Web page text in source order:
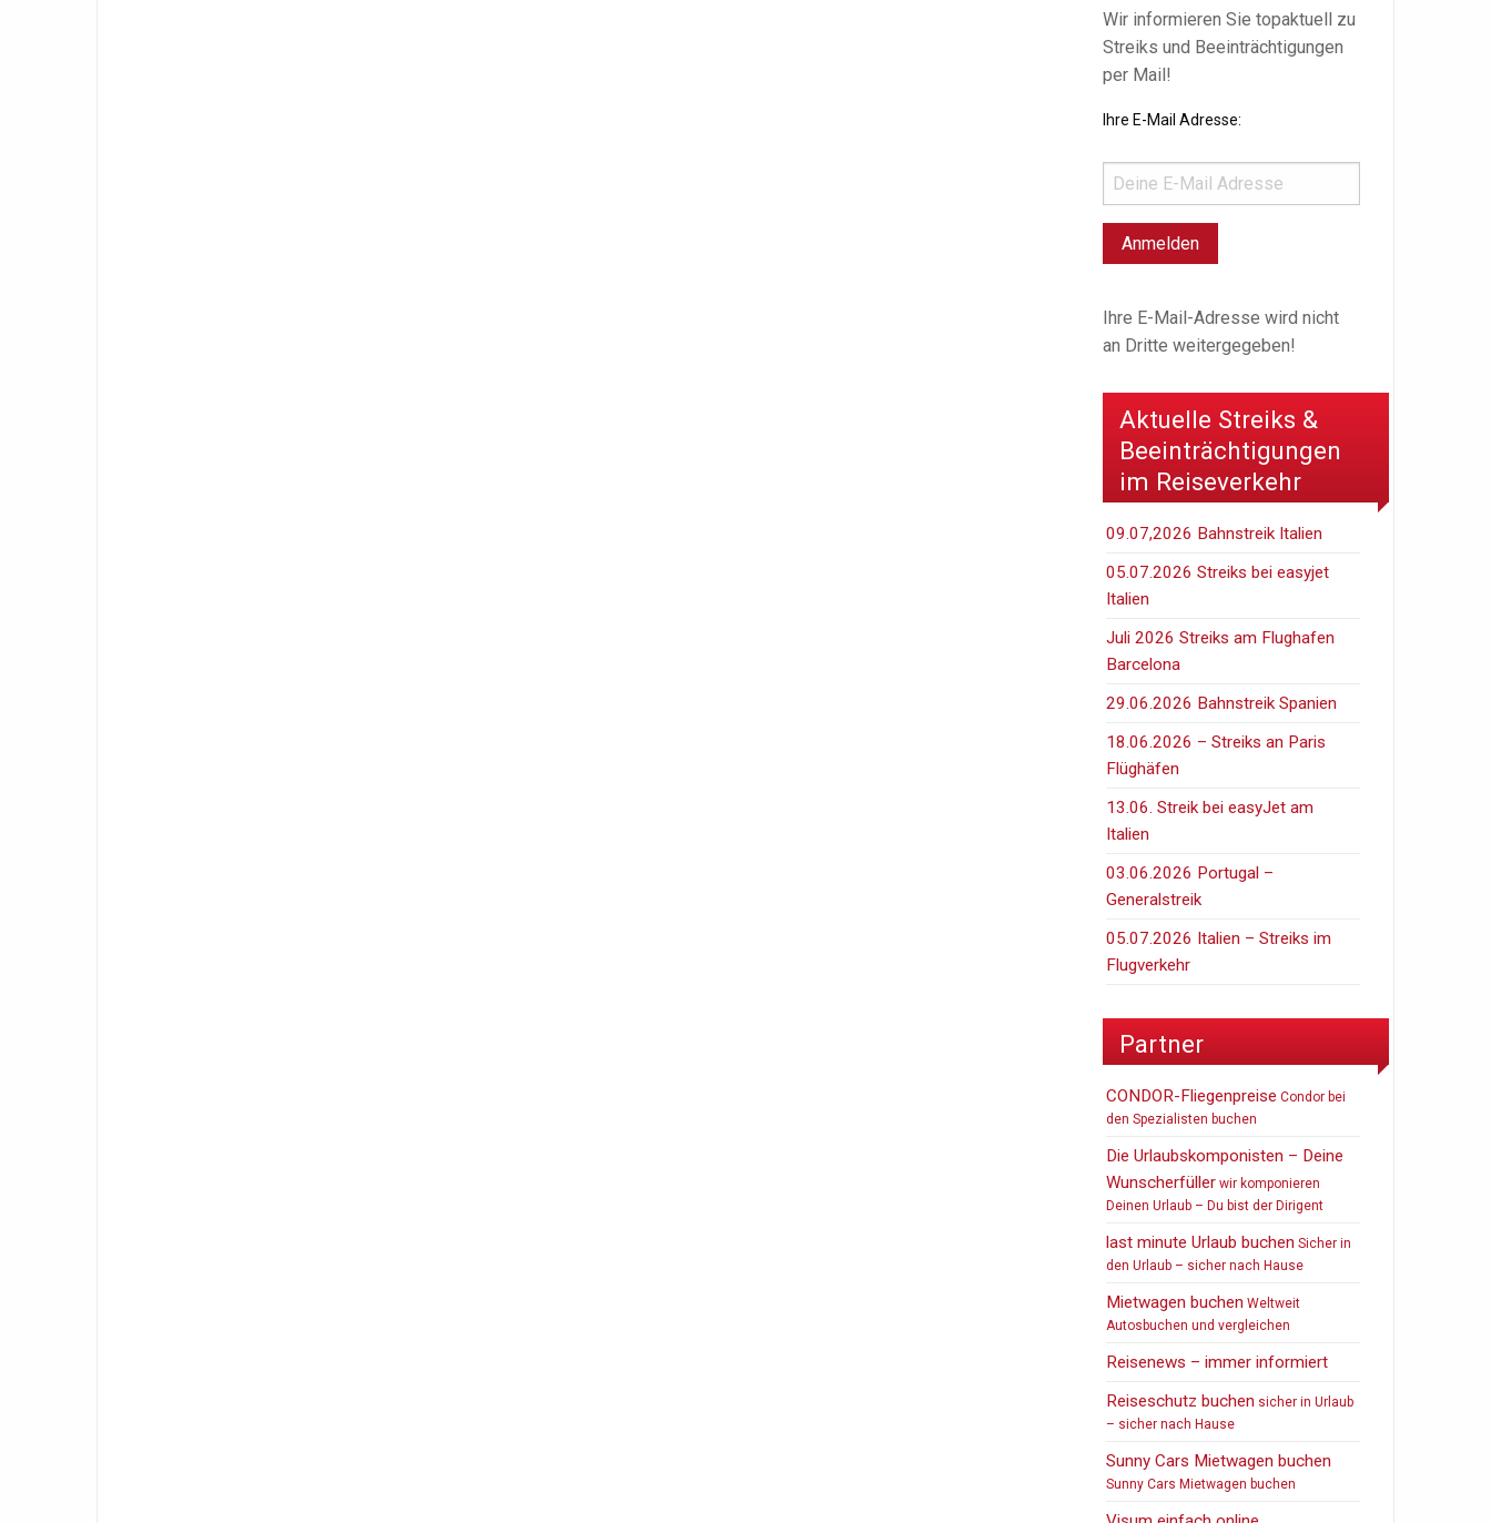
Wir informieren Sie topaktuell zu
Streiks und Beeinträchtigungen
per Mail!
Ihre E-Mail Adresse:
Ihre E-Mail-Adresse wird nicht
an Dritte weitergegeben!
Aktuelle Streiks &
Beeinträchtigungen
im Reiseverkehr
09.07,2026 Bahnstreik Italien
05.07.2026 Streiks bei easyjet
Italien
Juli 2026 Streiks am Flughafen
Barcelona
29.06.2026 Bahnstreik Spanien
18.06.2026 – Streiks an Paris
Flüghäfen
13.06. Streik bei easyJet am
Italien
03.06.2026 Portugal –
Generalstreik
05.07.2026 Italien – Streiks im
Flugverkehr
Partner
CONDOR-Fliegenpreise Condor bei
den Spezialisten buchen
Die Urlaubskomponisten – Deine
Wunscherfüller wir komponieren
Deinen Urlaub – Du bist der Dirigent
last minute Urlaub buchen Sicher in
den Urlaub – sicher nach Hause
Mietwagen buchen Weltweit
Autosbuchen und vergleichen
Reisenews – immer informiert
Reiseschutz buchen sicher in Urlaub
– sicher nach Hause
Sunny Cars Mietwagen buchen
Sunny Cars Mietwagen buchen